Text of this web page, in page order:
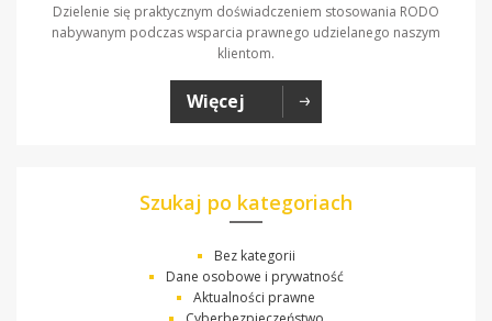
Dzielenie się praktycznym doświadczeniem stosowania RODO
nabywanym podczas wsparcia prawnego udzielanego naszym
klientom.
Więcej
Szukaj po kategoriach
Bez kategorii
Dane osobowe i prywatność
Aktualności prawne